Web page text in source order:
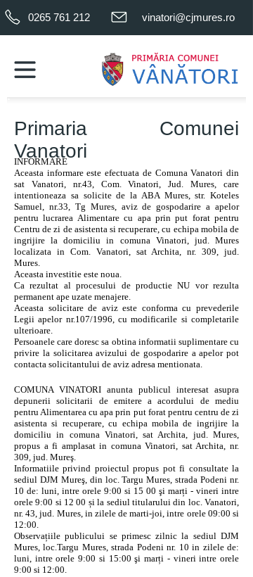
0265 761 212 vinatori@cjmures.ro
Primaria Comunei
Vanatori
INFORMARE
Aceasta informare este efectuata de Comuna Vanatori din
sat Vanatori, nr.43, Com. Vinatori, Jud. Mures, care
intentioneaza sa solicite de la ABA Mures, str. Koteles
Samuel, nr.33, Tg Mures, aviz de gospodarire a apelor
pentru lucrarea Alimentare cu apa prin put forat pentru
Centru de zi de asistenta si recuperare, cu echipa mobila de
ingrijire la domiciliu in comuna Vinatori, jud. Mures
localizata in Com. Vanatori, sat Archita, nr. 309, jud.
Mures.
Aceasta investitie este noua.
Ca rezultat al procesului de productie NU vor rezulta
permanent ape uzate menajere.
Aceasta solicitare de aviz este conforma cu prevederile
Legii apelor nr.107/1996, cu modificarile si completarile
ulterioare.
Persoanele care doresc sa obtina informatii suplimentare cu
privire la solicitarea avizului de gospodarire a apelor pot
contacta solicitantului de aviz adresa mentionata.
COMUNA VINATORI anunta publicul interesat asupra
depunerii solicitarii de emitere a acordului de mediu
pentru Alimentarea cu apa prin put forat pentru centru de zi
asistenta si recuperare, cu echipa mobila de ingrijire la
domiciliu in comuna Vinatori, sat Archita, jud. Mures,
propus a fi amplasat in comuna Vinatori, sat Archita, nr.
309, jud. Mureş.
Informatiile privind proiectul propus pot fi consultate la
sediul DJM Mureş, din loc. Targu Mures, strada Podeni nr.
10 de: luni, intre orele 9:00 si 15 00 şi marți - vineri intre
orele 9:00 si 12 00 și la sediul titularului din loc. Vanatori,
nr. 43, jud. Mures, in zilele de marti-joi, intre orele 09:00 si
12:00.
Observațiile publicului se primesc zilnic la sediul DJM
Mures, loc.Targu Mures, strada Podeni nr. 10 in zilele de:
luni, intre orele 9:00 si 15:00 şi marți - vineri intre orele
9:00 si 12:00.